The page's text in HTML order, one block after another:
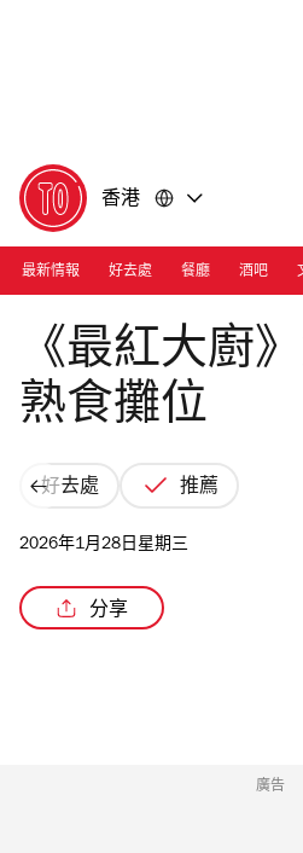
香港
最新情報 好去處 餐廳 酒吧
Photograph: Courtesy HSBC
《最紅大廚
熟食攤位
好去處 推薦
2026年1月28日星期三
分享
廣告